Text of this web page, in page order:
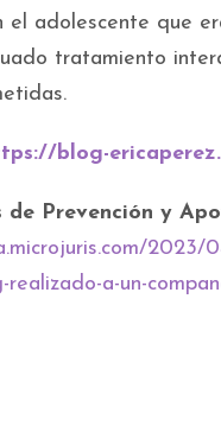
adolescente que
tratamiento
blog-
Prevención y
2023/
a-un-